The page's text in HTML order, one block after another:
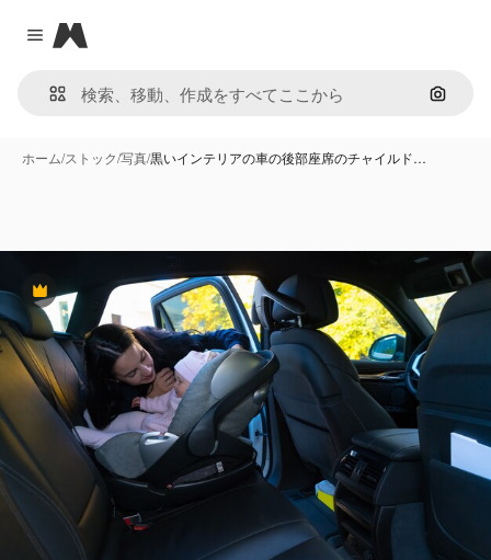
Close menu
Magnific
画像で
ホーム/ストック/写真/黒いインテリアの車の後部座席のチャイルド…
Premium